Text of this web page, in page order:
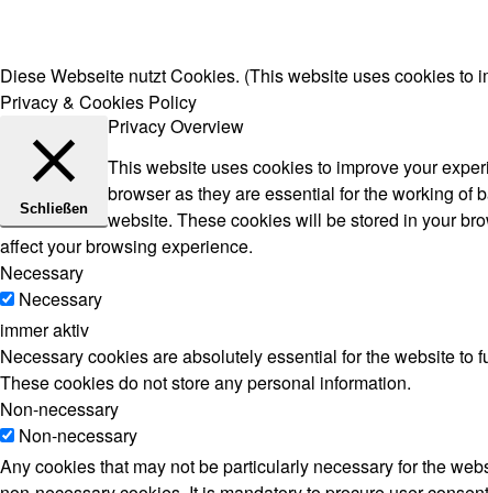
Diese Webseite nutzt Cookies. (This website uses cookies
Privacy & Cookies Policy
Schließen
Privacy Overview
This website uses cookies to improve your
browser as they are essential for the working of
website. These cookies will be stored in your
affect your browsing experience.
Necessary
Necessary
immer aktiv
Necessary cookies are absolutely essential for the website
These cookies do not store any personal information.
Non-necessary
Non-necessary
Any cookies that may not be particularly necessary for the